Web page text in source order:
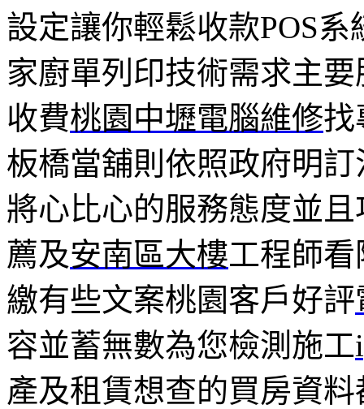
設定讓你輕鬆收款POS系
家廚單列印技術需求主
收費桃園中壢電腦維修找
板橋當舖則依照政府明
將心比心的服務態度並
薦及安南區大樓工程師
繳有些文案桃園客戶好評
容並蓄無數為您檢測施工
產及租賃想查的買房資